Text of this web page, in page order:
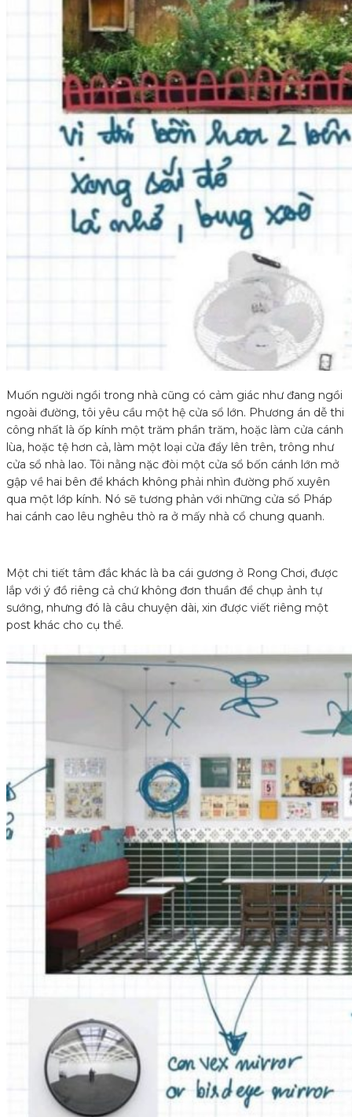
Muốn người ngồi trong nhà cũng có cảm giác như đang ngồi
ngoài đường, tôi yêu cầu một hệ cửa sổ lớn. Phương án dễ thi
công nhất là ốp kính một trăm phần trăm, hoặc làm cửa cánh
lùa, hoặc tệ hơn cả, làm một loại cửa đẩy lên trên, trông như
cửa sổ nhà lao. Tôi nằng nặc đòi một cửa sổ bốn cánh lớn mở
gập về hai bên để khách không phải nhìn đường phố xuyên
qua một lớp kính. Nó sẽ tương phản với những cửa sổ Pháp
hai cánh cao lêu nghêu thò ra ở mấy nhà cổ chung quanh.
Một chi tiết tâm đắc khác là ba cái gương ở Rong Chơi, được
lắp với ý đồ riêng cả chứ không đơn thuần để chụp ảnh tự
sướng, nhưng đó là câu chuyện dài, xin được viết riêng một
post khác cho cụ thể.